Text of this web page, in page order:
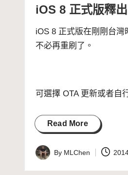
iOS 8 正式版釋出
iOS 8 正式版在剛剛台灣
不必再重刷了。
可選擇 OTA 更新或者自
Read More
Posted
by
By MLChen